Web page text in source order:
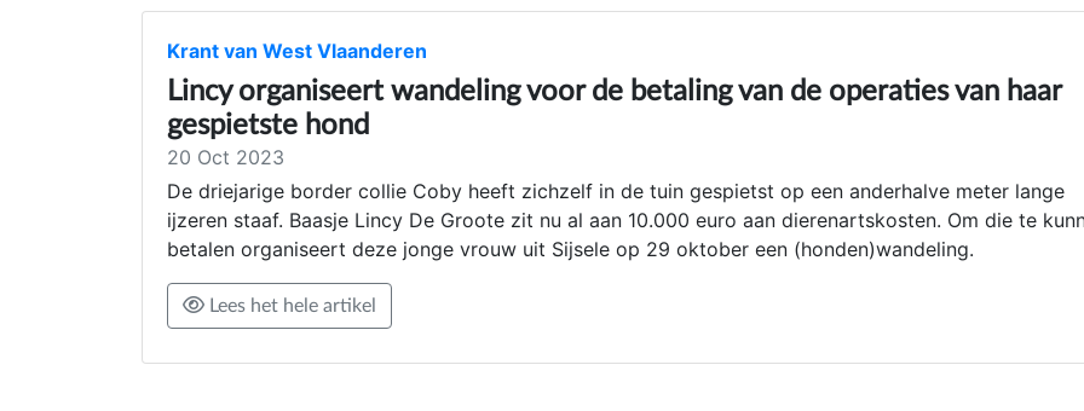
Krant van West Vlaanderen
Lincy organiseert wandeling voor de betaling van de operaties van haar
gespietste hond
20 Oct 2023
De driejarige border collie Coby heeft zichzelf in de tuin gespietst op een anderhalve meter lange
ijzeren staaf. Baasje Lincy De Groote zit nu al aan 10.000 euro aan dierenartskosten. Om die te
betalen organiseert deze jonge vrouw uit Sijsele op 29 oktober een (honden)wandeling.
Lees het hele artikel